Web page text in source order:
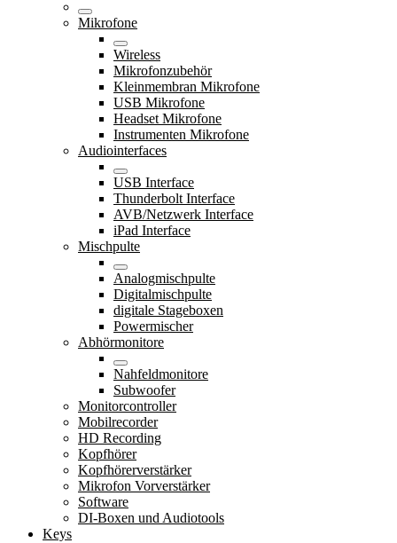
Mikrofone
Wireless
Mikrofonzubehör
Kleinmembran Mikrofone
USB Mikrofone
Headset Mikrofone
Instrumenten Mikrofone
Audiointerfaces
USB Interface
Thunderbolt Interface
AVB/Netzwerk Interface
iPad Interface
Mischpulte
Analogmischpulte
Digitalmischpulte
digitale Stageboxen
Powermischer
Abhörmonitore
Nahfeldmonitore
Subwoofer
Monitorcontroller
Mobilrecorder
HD Recording
Kopfhörer
Kopfhörerverstärker
Mikrofon Vorverstärker
Software
DI-Boxen und Audiotools
Keys